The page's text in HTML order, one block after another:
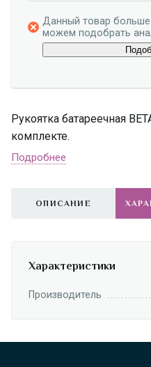
Данный товар
можем подобрать
Рукоятка батареечная
комплекте.
Подробнее
ОПИСАНИЕ
Характеристики
Производитель